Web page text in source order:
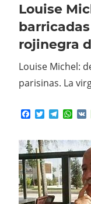
Louise
rojinegra
Louise Michel:
parisinas. La
Facebook
Twitter